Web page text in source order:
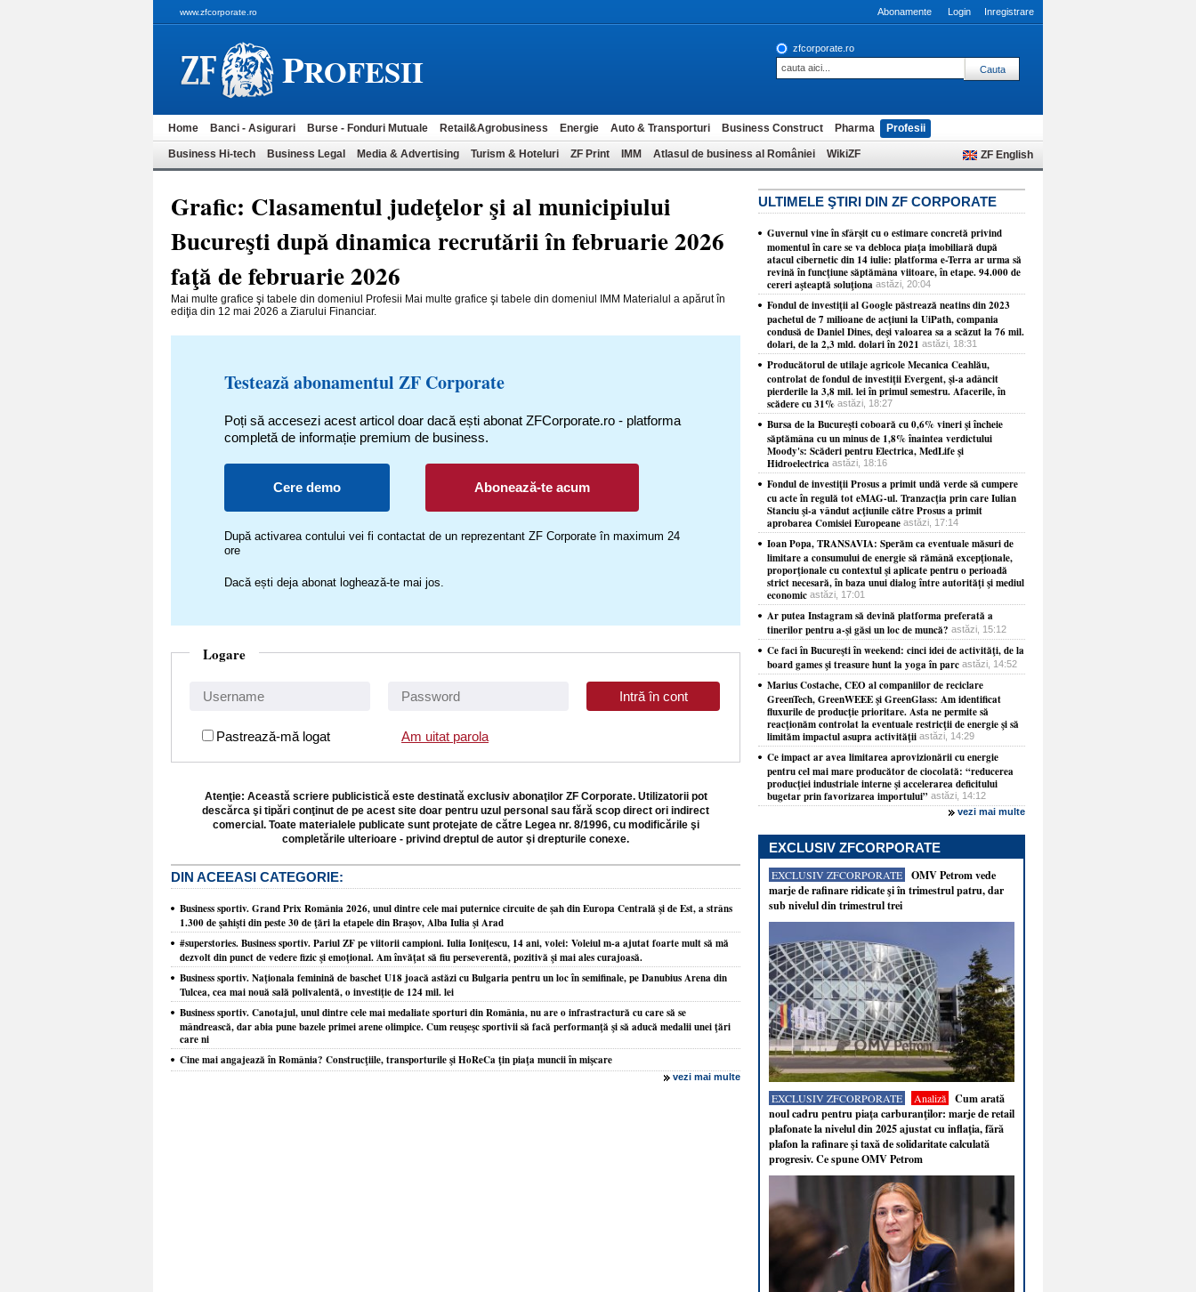
www.zfcorporate.ro Abonamente Login Inregistrare
PROFESII
zfcorporate.ro
Home Banci - Asigurari Burse - Fonduri Mutuale Retail&Agrobusiness Energie Auto & Transporturi Business Construct Pharma Profesii
Business Hi-tech Business Legal Media & Advertising Turism & Hoteluri ZF Print IMM Atlasul de business al României WikiZF ZF English
Grafic: Clasamentul judeţelor şi al municipiului
Bucureşti după dinamica recrutării în februarie 2026
faţă de februarie 2026
Mai multe grafice şi tabele din domeniul Profesii Mai multe grafice şi tabele din domeniul IMM Materialul a apărut în
ediţia din 12 mai 2026 a Ziarului Financiar.
Testează abonamentul ZF Corporate
Poți să accesezi acest articol doar dacă ești abonat ZFCorporate.ro - platforma
completă de informație premium de business.
Cere demo Abonează-te acum
După activarea contului vei fi contactat de un reprezentant ZF Corporate în maximum 24
ore
Dacă ești deja abonat loghează-te mai jos.
Logare
Pastrează-mă logat Am uitat parola
Atenţie: Această scriere publicistică este destinată exclusiv abonaţilor ZF Corporate. Utilizatorii pot
descărca şi tipări conţinut de pe acest site doar pentru uzul personal sau fără scop direct ori indirect
comercial. Toate materialele publicate sunt protejate de către Legea nr. 8/1996, cu modificările şi
completările ulterioare - privind dreptul de autor şi drepturile conexe.
DIN ACEEASI CATEGORIE:
Business sportiv. Grand Prix România 2026, unul dintre cele mai puternice circuite de şah din Europa Centrală şi de Est, a strâns
1.300 de şahişti din peste 30 de ţări la etapele din Braşov, Alba Iulia şi Arad
#superstories. Business sportiv. Pariul ZF pe viitorii campioni. Iulia Ioniţescu, 14 ani, volei: Voleiul m-a ajutat foarte mult să mă
dezvolt din punct de vedere fizic şi emoţional. Am învăţat să fiu perseverentă, pozitivă şi mai ales curajoasă.
Business sportiv. Naţionala feminină de baschet U18 joacă astăzi cu Bulgaria pentru un loc în semifinale, pe Danubius Arena din
Tulcea, cea mai nouă sală polivalentă, o investiţie de 124 mil. lei
Business sportiv. Canotajul, unul dintre cele mai medaliate sporturi din România, nu are o infrastractură cu care să se
mândrească, dar abia pune bazele primei arene olimpice. Cum reuşeşc sportivii să facă performanţă şi să aducă medalii unei ţări
care ni
Cine mai angajează în România? Construcţiile, transporturile şi HoReCa ţin piaţa muncii în mişcare
vezi mai multe
ULTIMELE ŞTIRI DIN ZF CORPORATE
Guvernul vine în sfârşit cu o estimare concretă privind
momentul în care se va debloca piaţa imobiliară după
atacul cibernetic din 14 iulie: platforma e-Terra ar urma să
revină în funcţiune săptămâna viitoare, în etape. 94.000 de
cereri aşteaptă soluţiona astăzi, 20:04
Fondul de investiţii al Google păstrează neatins din 2023
pachetul de 7 milioane de acţiuni la UiPath, compania
condusă de Daniel Dines, deşi valoarea sa a scăzut la 76 mil.
dolari, de la 2,3 mld. dolari în 2021 astăzi, 18:31
Producătorul de utilaje agricole Mecanica Ceahlău,
controlat de fondul de investiţii Evergent, şi-a adâncit
pierderile la 3,8 mil. lei în primul semestru. Afacerile, în
scădere cu 31% astăzi, 18:27
Bursa de la Bucureşti coboară cu 0,6% vineri şi încheie
săptămâna cu un minus de 1,8% înaintea verdictului
Moody's: Scăderi pentru Electrica, MedLife şi
Hidroelectrica astăzi, 18:16
Fondul de investiţii Prosus a primit undă verde să cumpere
cu acte în regulă tot eMAG-ul. Tranzacţia prin care Iulian
Stanciu şi-a vândut acţiunile către Prosus a primit
aprobarea Comisiei Europeane astăzi, 17:14
Ioan Popa, TRANSAVIA: Sperăm ca eventuale măsuri de
limitare a consumului de energie să rămână excepţionale,
proporţionale cu contextul şi aplicate pentru o perioadă
strict necesară, în baza unui dialog între autorităţi şi mediul
economic astăzi, 17:01
Ar putea Instagram să devină platforma preferată a
tinerilor pentru a-şi găsi un loc de muncă? astăzi, 15:12
Ce faci în Bucureşti în weekend: cinci idei de activităţi, de la
board games şi treasure hunt la yoga în parc astăzi, 14:52
Marius Costache, CEO al companiilor de reciclare
GreenTech, GreenWEEE şi GreenGlass: Am identificat
fluxurile de producţie prioritare. Asta ne permite să
reacţionăm controlat la eventuale restricţii de energie şi să
limităm impactul asupra activităţii astăzi, 14:29
Ce impact ar avea limitarea aprovizionării cu energie
pentru cel mai mare producător de ciocolată: “reducerea
producţiei industriale interne şi accelerarea deficitului
bugetar prin favorizarea importului” astăzi, 14:12
vezi mai multe
EXCLUSIV ZFCORPORATE
EXCLUSIV ZFCORPORATE
OMV Petrom vede
marje de rafinare ridicate şi în trimestrul patru, dar
sub nivelul din trimestrul trei
EXCLUSIV ZFCORPORATE Analiză
Cum arată
noul cadru pentru piaţa carburanţilor: marje de retail
plafonate la nivelul din 2025 ajustat cu inflaţia, fără
plafon la rafinare şi taxă de solidaritate calculată
progresiv. Ce spune OMV Petrom